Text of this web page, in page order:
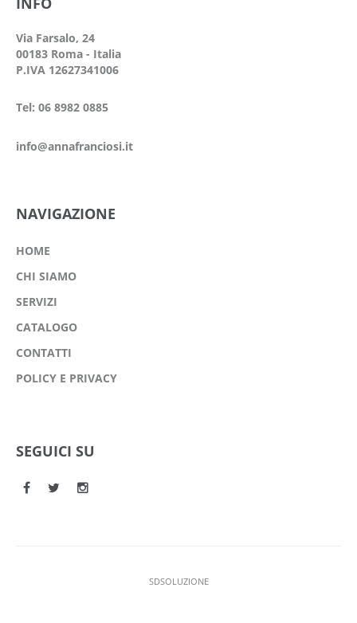
Via Farsalo, 24
00183 Roma - Italia
P.IVA 12627341006
Tel: 06 8982 0885
info@annafranciosi.it
NAVIGAZIONE
HOME
CHI SIAMO
SERVIZI
CATALOGO
CONTATTI
POLICY E PRIVACY
SEGUICI SU
SDSOLUZIONE